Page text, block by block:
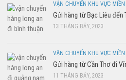
VẬN CHUYỂN KHU VỰC MIỀN
Gửi hàng từ Bạc Liêu đến
13 THÁNG BẢY, 2023
VẬN CHUYỂN KHU VỰC MIỀN
Gửi hàng từ Cần Thơ đi
11 THÁNG BẢY, 2023